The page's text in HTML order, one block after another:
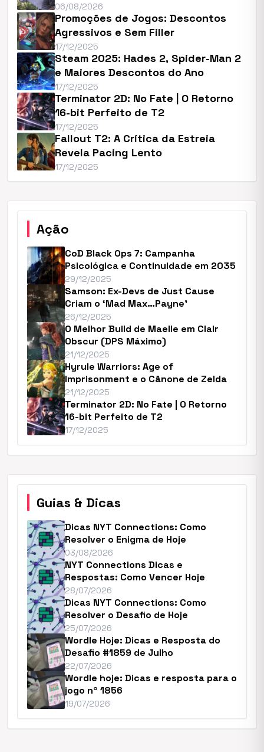
06/08/2026
Promoções de Jogos: Descontos
Agressivos e Sem Filler
17/12/2025
Steam 2025: Hades 2, Spider-Man 2
e Maiores Descontos do Ano
17/12/2025
Terminator 2D: No Fate | O Retorno
16-bit Perfeito de T2
17/12/2025
Fallout T2: A Crítica da Estreia
Revela Pacing Lento
17/12/2025
Ação
CoD Black Ops 7: Campanha
Psicológica e Continuidade em 2035
29/12/2025
Samson: Ex-Devs de Just Cause
Criam o ‘Mad Max…Payne’
26/12/2025
O Melhor Build de Maelle em Clair
Obscur (DPS Máximo)
21/12/2025
Hyrule Warriors: Age of
Imprisonment e o Cânone de Zelda
21/12/2025
Terminator 2D: No Fate | O Retorno
16-bit Perfeito de T2
17/12/2025
Guias & Dicas
Dicas NYT Connections: Como
Resolver o Enigma de Hoje
03/08/2026
NYT Connections Dicas e
Respostas: Como Vencer Hoje
28/07/2026
Dicas NYT Connections: Como
Resolver o Desafio de Hoje
25/07/2026
Wordle Hoje: Dicas e Resposta do
Desafio #1859 de Julho
22/07/2026
Wordle hoje: Dicas e resposta para o
jogo nº 1856
19/07/2026